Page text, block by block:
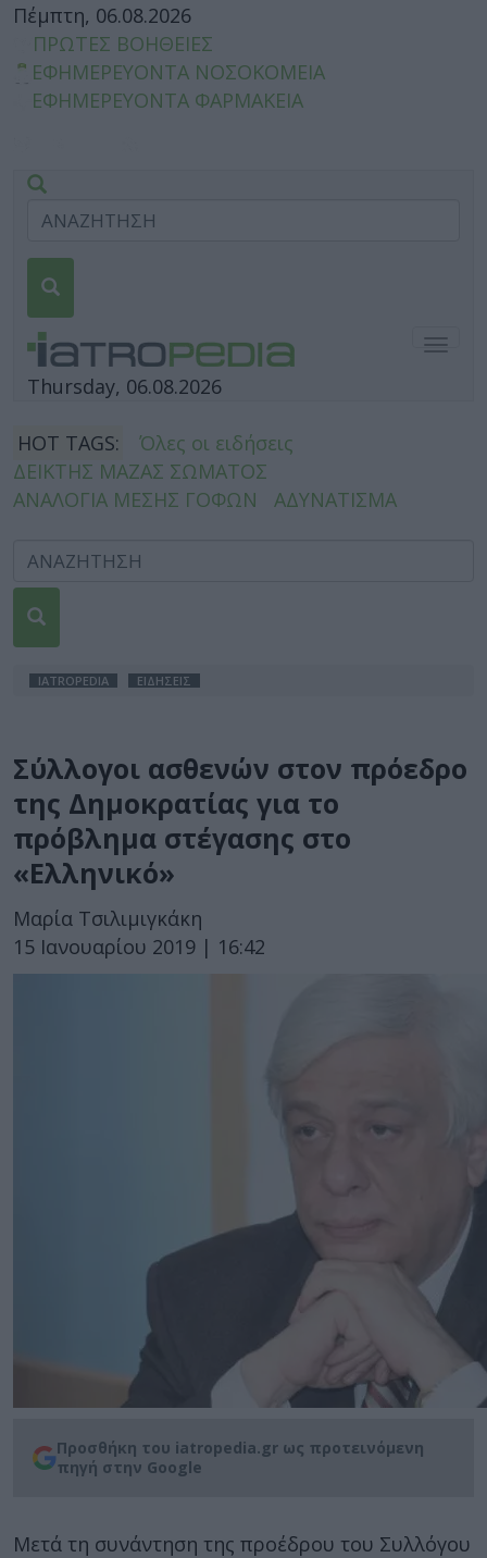
Πέμπτη, 06.08.2026
ΠΡΩΤΕΣ ΒΟΗΘΕΙΕΣ
ΕΦΗΜΕΡΕΥΟΝΤΑ ΝΟΣΟΚΟΜΕΙΑ
ΕΦΗΜΕΡΕΥΟΝΤΑ ΦΑΡΜΑΚΕΙΑ
Thursday, 06.08.2026
HOT TAGS:
Όλες οι ειδήσεις
ΔΕΙΚΤΗΣ ΜΑΖΑΣ ΣΩΜΑΤΟΣ
ΑΝΑΛΟΓΙΑ ΜΕΣΗΣ ΓΟΦΩΝ
ΑΔΥΝΑΤΙΣΜΑ
IATROPEDIA ΕΙΔΗΣΕΙΣ
Σύλλογοι ασθενών στον πρόεδρο
της Δημοκρατίας για το
πρόβλημα στέγασης στο
«Ελληνικό»
Μαρία Τσιλιμιγκάκη
15 Ιανουαρίου 2019 | 16:42
Προσθήκη του iatropedia.gr ως προτεινόμενη
πηγή στην Google
Μετά τη συνάντηση της προέδρου του Συλλόγου